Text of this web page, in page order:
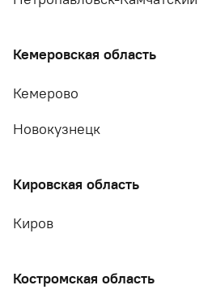
Кемеровская область
Кемерово
Новокузнецк
Кировская область
Киров
Костромская область